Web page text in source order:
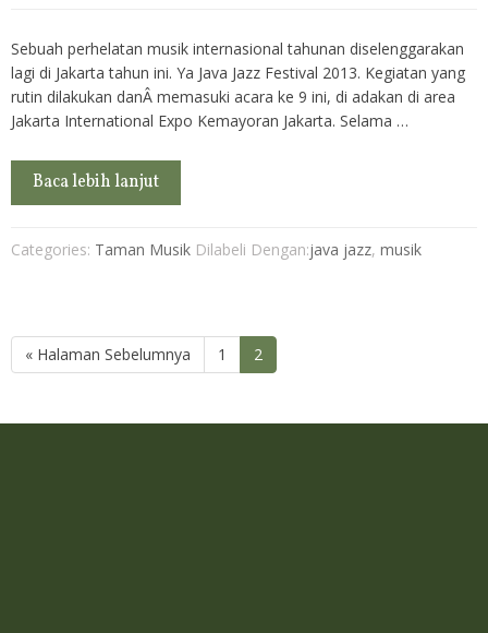
Sebuah perhelatan musik internasional tahunan diselenggarakan
lagi di Jakarta tahun ini. Ya Java Jazz Festival 2013. Kegiatan yang
rutin dilakukan danÂ memasuki acara ke 9 ini, di adakan di area
Jakarta International Expo Kemayoran Jakarta. Selama …
Baca lebih lanjut
Categories: Taman Musik Dilabeli Dengan:java jazz, musik
« Halaman Sebelumnya 1 2